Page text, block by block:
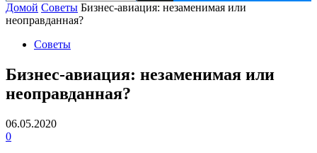
Домой Советы Бизнес-авиация: незаменимая или
неоправданная?
Советы
Бизнес-авиация: незаменимая или
неоправданная?
06.05.2020
0